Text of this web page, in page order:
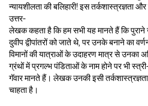
न्यायशीलता की बलिहारी! इस तर्कशास्त्रज्ञता
उत्तर-
लेखक कहता है कि हम सभी यह मानते हैं कि
दुवीप द्वीपांतरों को जाते थे, पर उनके बनाने का
विमानों की यात्राओं के उदाहरण मात्र से उनका
ग्रंथों में प्रगल्भ पंडिताओं के नाम होने पर भी
गॅवार मानते हैं। लेखक उनकी इसी तर्कशास्त्रज्ञता
चाहता है।